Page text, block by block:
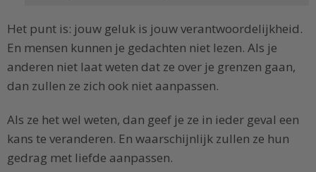
Het punt is: jouw geluk is jouw verantwoordelijkheid.
En mensen kunnen je gedachten niet lezen. Als je
anderen niet laat weten dat ze over je grenzen gaan,
dan zullen ze zich ook niet aanpassen.
Als ze het wel weten, dan geef je ze in ieder geval een
kans te veranderen. En waarschijnlijk zullen ze hun
gedrag met liefde aanpassen.